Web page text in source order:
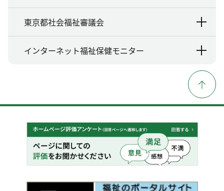
東京都社会福祉審議会
インターネット福祉保健モニター